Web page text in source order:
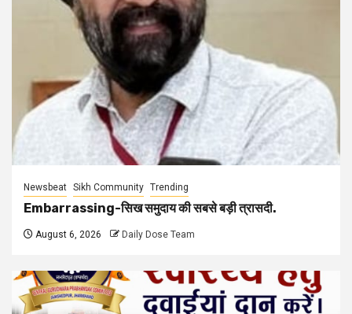
Newsbeat Sikh Community Trending
Embarrassing-सिख समुदाय की सबसे बड़ी त्रासदी.
August 6, 2026 Daily Dose Team